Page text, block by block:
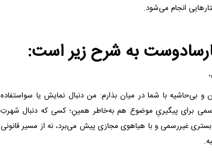
انجام می‌شود.
به شرح زیر است:
بی‌حاشیه با شما در میان بذارم: من دنبال نمایش یا سواستفاده
رسمی برای پیگیریِ موضوع هم به‌خاطر همینِ؛ کسی که دنبال شهرتِ
بستری غیررسمی و با هیاهوی مجازی پیش می‌برد، نه از مسیر قانونی